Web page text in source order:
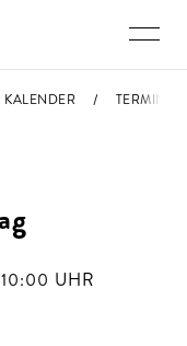
KALENDER TERMIN
UHR